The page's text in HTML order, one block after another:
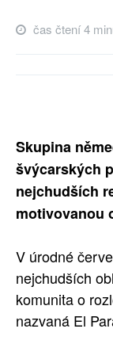
PLNÁ VERZE
čas čtení 4
Skupina
švýcarských
nejchudších
motivovanou
V úrodné
nejchudších
komunita o
nazvaná El